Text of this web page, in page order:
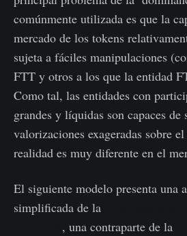
comúnmente utilizada es que la
mercado de los tokens
sujeta a fáciles manipulaciones
FTT y otros a los que la entidad
Como tal, las entidades con
grandes y líquidas son capaces de
valorizaciones exageradas sobre
realidad es muy diferente en el
El siguiente modelo presenta una
simplificada de la
, una contraparte de la